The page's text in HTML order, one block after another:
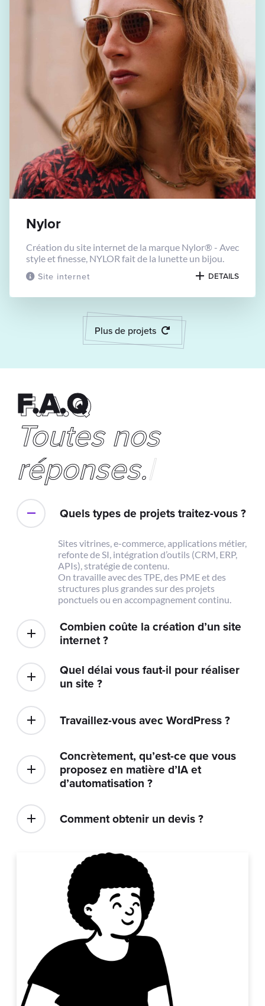
Site internet
Nylor
Création du site internet de la marque Nylor® - Avec
style et finesse, NYLOR fait de la lunette un bijou.
DETAILS
Plus de projets
F.A.Q
F.A.Q
Toutesn|
Quels types de projets traitez-vous ?
Sites vitrines, e-commerce, applications métier,
refonte de SI, intégration d’outils (CRM, ERP,
On travaille avec des TPE, des PME et des
structures plus grandes sur des projets
ponctuels ou en accompagnement continu.
Combien coûte la création d’un site
internet ?
Quel délai vous faut-il pour réaliser
Travaillez-vous avec WordPress ?
Concrètement, qu’est-ce que vous
d’automatisation ?
Comment obtenir un devis ?